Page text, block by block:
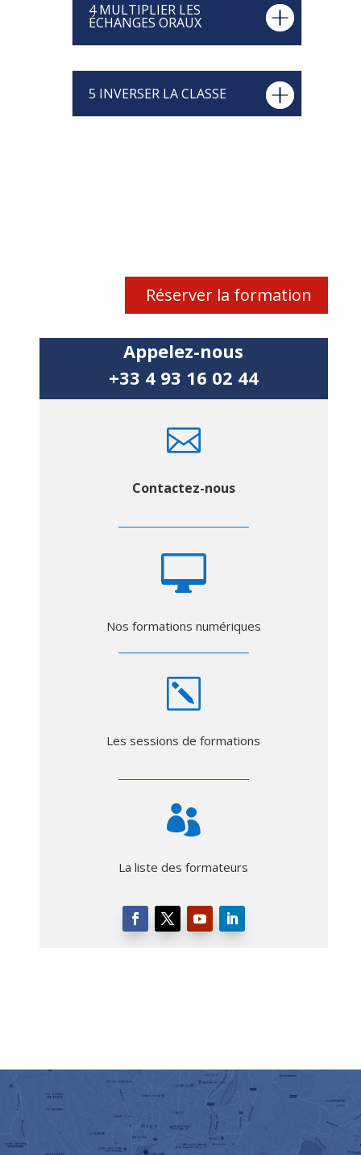
4 MULTIPLIER LES
ÉCHANGES ORAUX
5 INVERSER LA CLASSE
Réserver la formation
Appelez-nous
+33 4 93 16 02 44

Contactez-nous

Nos formations numériques
k
Les sessions de formations

La liste des formateurs